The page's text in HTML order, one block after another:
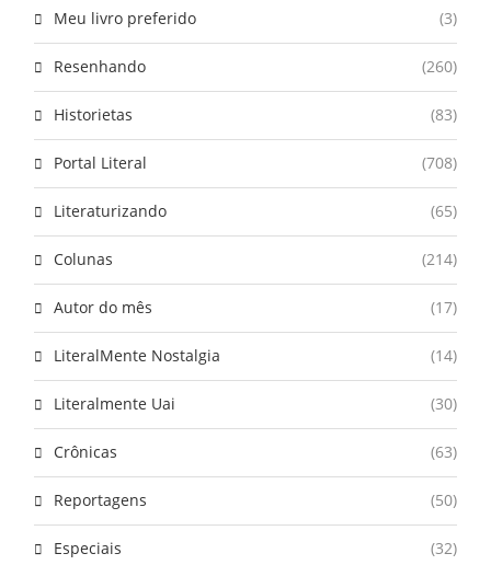
Meu livro preferido (3)
Resenhando (260)
Historietas (83)
Portal Literal (708)
Literaturizando (65)
Colunas (214)
Autor do mês (17)
LiteralMente Nostalgia (14)
Literalmente Uai (30)
Crônicas (63)
Reportagens (50)
Especiais (32)